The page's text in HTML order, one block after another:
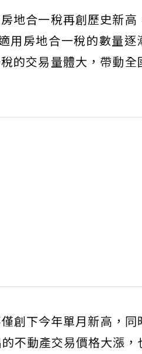
地合一稅再創歷史新高
用房地合一稅的數量逐
的交易量體大，帶動全
創下今年單月新高，同
不動產交易價格大漲，